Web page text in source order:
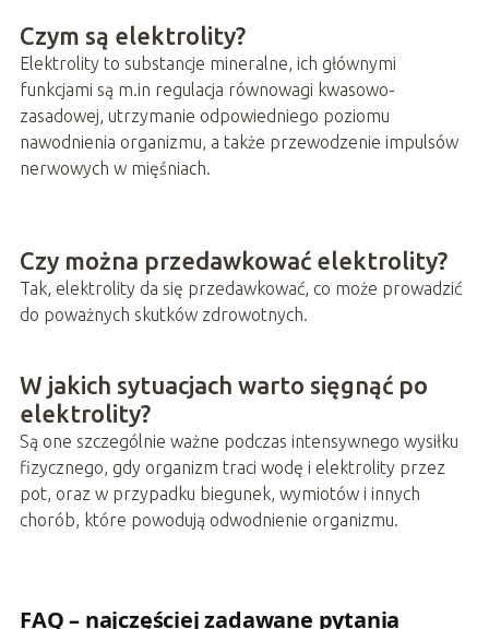
Czym są elektrolity?
Elektrolity to substancje mineralne, ich głównymi
funkcjami są m.in regulacja równowagi kwasowo-
zasadowej, utrzymanie odpowiedniego poziomu
nawodnienia organizmu, a także przewodzenie impulsów
nerwowych w mięśniach.
Czy można przedawkować elektrolity?
Tak, elektrolity da się przedawkować, co może prowadzić
do poważnych skutków zdrowotnych.
W jakich sytuacjach warto sięgnąć po
elektrolity?
Są one szczególnie ważne podczas intensywnego wysiłku
fizycznego, gdy organizm traci wodę i elektrolity przez
pot, oraz w przypadku biegunek, wymiotów i innych
chorób, które powodują odwodnienie organizmu.
FAQ – najczęściej zadawane pytania